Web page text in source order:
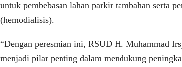
untuk pembebasan lahan parkir tambahan serta
(hemodialisis).
“Dengan peresmian ini, RSUD H. Muhammad
menjadi pilar penting dalam mendukung